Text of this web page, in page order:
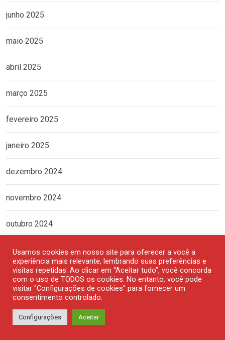
junho 2025
maio 2025
abril 2025
março 2025
fevereiro 2025
janeiro 2025
dezembro 2024
novembro 2024
outubro 2024
setembro 2024
agosto 2024
julho 2024
junho 2024
Usamos cookies em nosso site para oferecer a você a
experiência mais relevante, lembrando suas preferências e
visitas repetidas. Ao clicar em “Aceitar tudo”, você concorda
com o uso de TODOS os cookies. No entanto, você pode
visitar "Configurações de cookies" para fornecer um
consentimento controlado.
Configurações Aceitar